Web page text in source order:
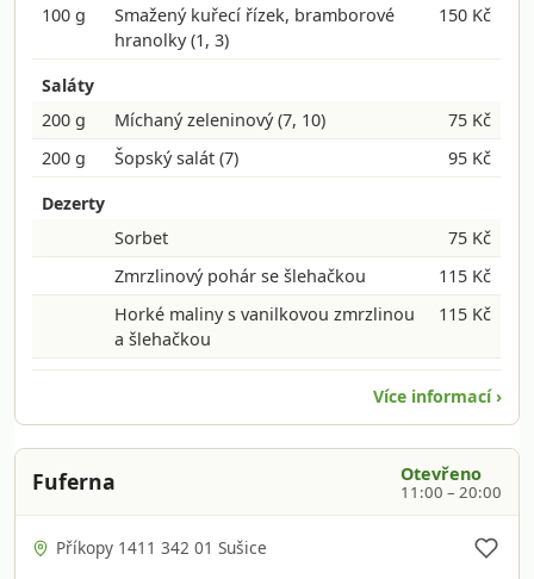
100 g
Smažený kuřecí řízek, bramborové
hranolky(1, 3)
150 Kč
Saláty
200 g
Míchaný zeleninový(7, 10)
75 Kč
200 g
Šopský salát(7)
95 Kč
Dezerty
Sorbet
75 Kč
Zmrzlinový pohár se šlehačkou
115 Kč
Horké maliny s vanilkovou zmrzlinou
a šlehačkou
115 Kč
Více informací ›
Fuferna Otevřeno
11:00 – 20:00
Příkopy 1411 342 01 Sušice